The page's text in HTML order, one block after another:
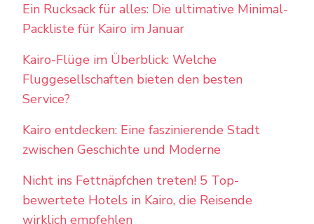
Ein Rucksack für alles: Die ultimative Minimal-
Packliste für Kairo im Januar
Kairo-Flüge im Überblick: Welche
Fluggesellschaften bieten den besten
Service?
Kairo entdecken: Eine faszinierende Stadt
zwischen Geschichte und Moderne
Nicht ins Fettnäpfchen treten! 5 Top-
bewertete Hotels in Kairo, die Reisende
wirklich empfehlen